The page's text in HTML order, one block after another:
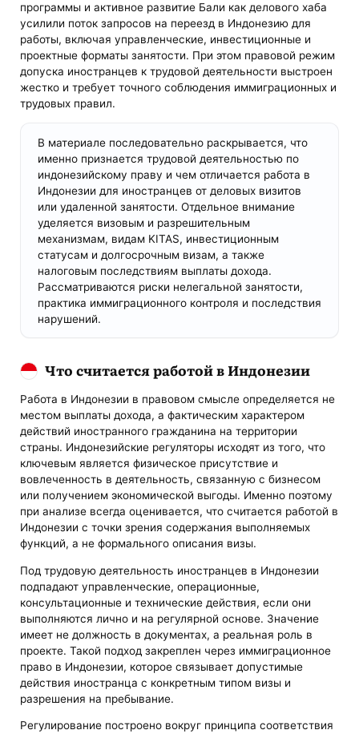
программы и активное развитие Бали как делового хаба
усилили поток запросов на переезд в Индонезию для
работы, включая управленческие, инвестиционные и
проектные форматы занятости. При этом правовой режим
допуска иностранцев к трудовой деятельности выстроен
жестко и требует точного соблюдения иммиграционных и
трудовых правил.
В материале последовательно раскрывается, что
именно признается трудовой деятельностью по
индонезийскому праву и чем отличается работа в
Индонезии для иностранцев от деловых визитов
или удаленной занятости. Отдельное внимание
уделяется визовым и разрешительным
механизмам, видам KITAS, инвестиционным
статусам и долгосрочным визам, а также
налоговым последствиям выплаты дохода.
Рассматриваются риски нелегальной занятости,
практика иммиграционного контроля и последствия
нарушений.
Что считается работой в Индонезии
Работа в Индонезии в правовом смысле определяется не
местом выплаты дохода, а фактическим характером
действий иностранного гражданина на территории
страны. Индонезийские регуляторы исходят из того, что
ключевым является физическое присутствие и
вовлеченность в деятельность, связанную с бизнесом
или получением экономической выгоды. Именно поэтому
при анализе всегда оценивается, что считается работой в
Индонезии с точки зрения содержания выполняемых
функций, а не формального описания визы.
Под трудовую деятельность иностранцев в Индонезии
подпадают управленческие, операционные,
консультационные и технические действия, если они
выполняются лично и на регулярной основе. Значение
имеет не должность в документах, а реальная роль в
проекте. Такой подход закреплен через иммиграционное
право в Индонезии, которое связывает допустимые
действия иностранца с конкретным типом визы и
разрешения на пребывание.
Регулирование построено вокруг принципа соответствия